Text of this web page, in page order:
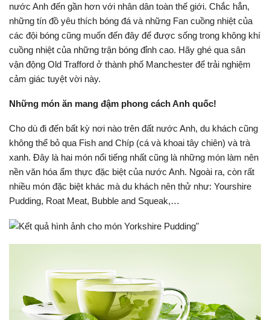
nước Anh đến gần hơn với nhân dân toàn thế giới. Chắc hẳn,
những tín đồ yêu thích bóng đá và những Fan cuồng nhiệt của
các đội bóng cũng muốn đến đây để được sống trong không khí
cuồng nhiệt của những trận bóng đỉnh cao. Hãy ghé qua sân
vận động Old Trafford ở thành phố Manchester để trải nghiệm
cảm giác tuyệt vời này.
Những món ăn mang đậm phong cách Anh quốc!
Cho dù đi đến bất kỳ nơi nào trên đất nước Anh, du khách cũng
không thể bỏ qua Fish and Chíp (cá và khoai tây chiên) và trà
xanh. Đây là hai món nổi tiếng nhất cũng là những món làm nên
nền văn hóa ẩm thực đặc biệt của nước Anh. Ngoài ra, còn rất
nhiều món đặc biệt khác mà du khách nên thử như: Yourshire
Pudding, Roat Meat, Bubble and Squeak,…